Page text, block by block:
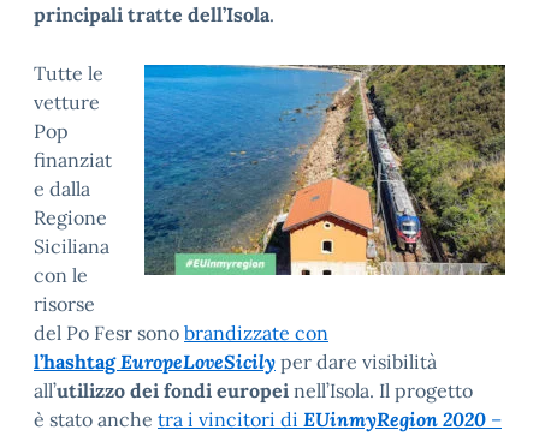
principali tratte dell’Isola.
Tutte le
vetture
Pop
finanziat
e dalla
Regione
Siciliana
con le
risorse
del Po Fesr sono brandizzate con
l’hashtag EuropeLoveSicily per dare visibilità
all’utilizzo dei fondi europei nell’Isola. Il progetto
è stato anche tra i vincitori di EUinmyRegion 2020 –